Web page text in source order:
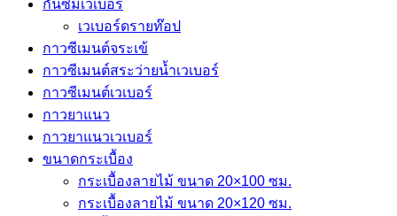
กันซึมเวเบอร์
เวเบอร์ดรายท๊อป
กาวซีเมนต์จระเข้
กาวซีเมนต์สระว่ายนํ้าเวเบอร์
กาวซีเมนต์เวเบอร์
กาวยาแนว
กาวยาแนวเวเบอร์
ขนาดกระเบื้อง
กระเบื้องลายไม้ ขนาด 20×100 ซม.
กระเบื้องลายไม้ ขนาด 20×120 ซม.